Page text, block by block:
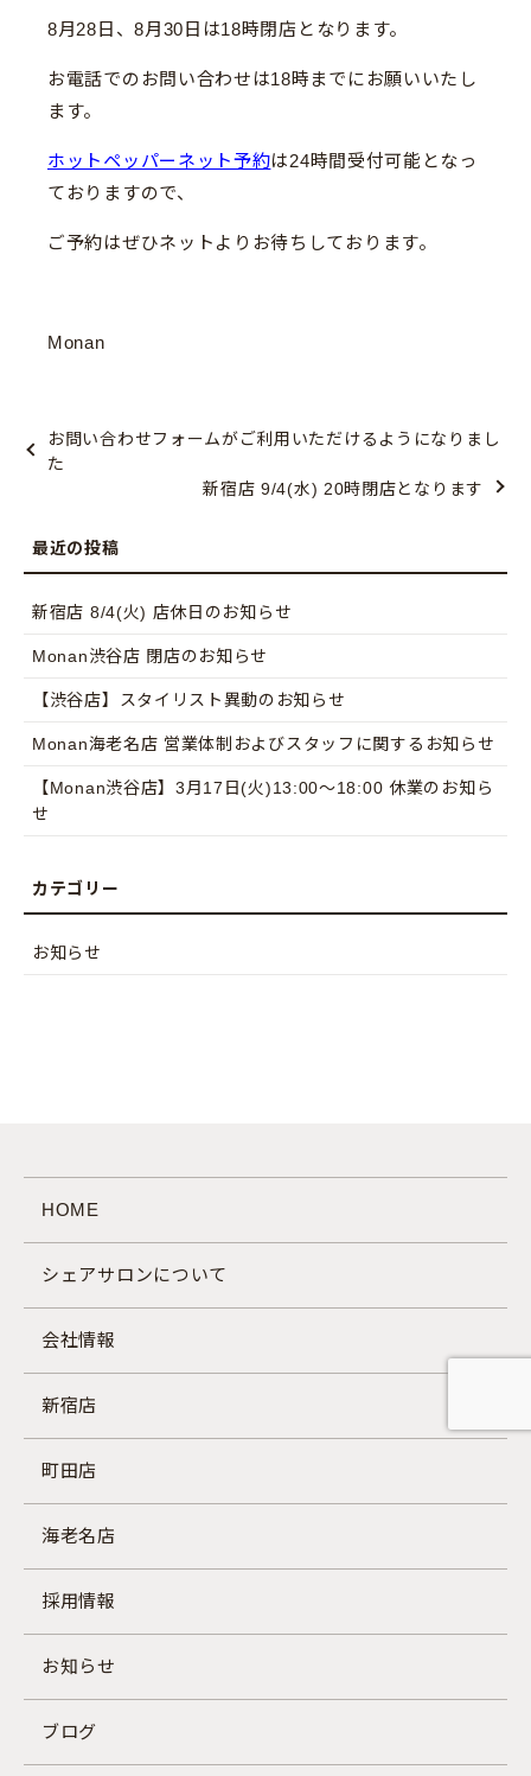
8月28日、8月30日は18時閉店となります。
お電話でのお問い合わせは18時までにお願いいたし
ます。
ホットペッパーネット予約は24時間受付可能となっ
ておりますので、
ご予約はぜひネットよりお待ちしております。
Monan
お問い合わせフォームがご利用いただけるようになりまし
た
新宿店 9/4(水) 20時閉店となります
新宿店 8/4(火) 店休日のお知らせ
Monan渋谷店 閉店のお知らせ
【渋谷店】スタイリスト異動のお知らせ
Monan海老名店 営業体制およびスタッフに関するお知らせ
【Monan渋谷店】3月17日(火)13:00〜18:00 休業のお知ら
せ
お知らせ
HOME
シェアサロンについて
会社情報
新宿店
町田店
海老名店
採用情報
お知らせ
ブログ